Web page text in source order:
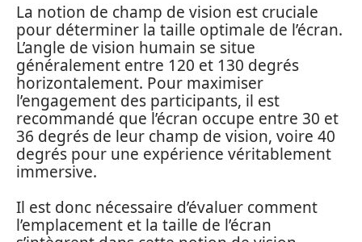
La notion de champ de vision est cruciale
pour déterminer la taille optimale de l’écran.
L’angle de vision humain se situe
généralement entre 120 et 130 degrés
horizontalement. Pour maximiser
l’engagement des participants, il est
recommandé que l’écran occupe entre 30 et
36 degrés de leur champ de vision, voire 40
degrés pour une expérience véritablement
immersive.
Il est donc nécessaire d’évaluer comment
l’emplacement et la taille de l’écran